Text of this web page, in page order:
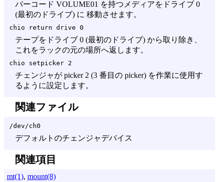
バーコード VOLUME01 を持つメディアをドライブ 0
(最初のドライブ) に 移動させます。
chio return drive 0
テープをドライブ 0 (最初のドライブ) から取り除き、
これをラックの元の場所へ返します。
chio setpicker 2
チェンジャが picker 2 (3 番目の picker) を作業に使用す
るように設定します。
関連ファイル
/dev/ch0
デフォルトのチェンジャデバイス
関連項目
mt(1), mount(8)